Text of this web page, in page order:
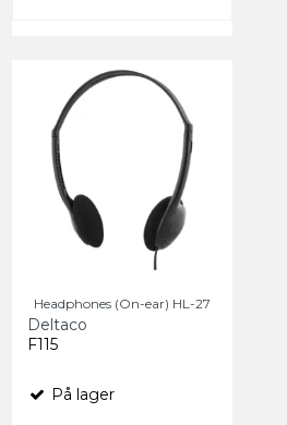
Headphones (On-ear) HL-27
Deltaco
F115
På lager